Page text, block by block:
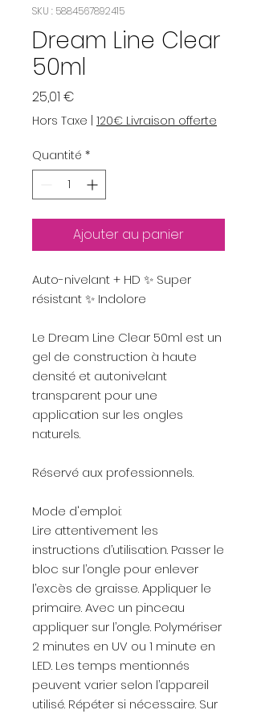
SKU : 5884567892415
Dream Line Clear
50ml
25,01 €
Hors Taxe 120€ Livraison offerte
Quantité *
Ajouter au panier
Auto-nivelant + HD ✨ Super
résistant ✨ Indolore
Le Dream Line Clear 50ml est un
gel de construction à haute
densité et autonivelant
transparent pour une
application sur les ongles
naturels.
Réservé aux professionnels.
Mode d'emploi:
Lire attentivement les
instructions d’utilisation. Passer le
bloc sur l’ongle pour enlever
l’excès de graisse. Appliquer le
primaire. Avec un pinceau
appliquer sur l’ongle. Polymériser
2 minutes en UV ou 1 minute en
LED. Les temps mentionnés
peuvent varier selon l’appareil
utilisé. Répéter si nécessaire. Sur